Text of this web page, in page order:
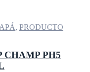
, PRODUCTO
CHAMP PH5